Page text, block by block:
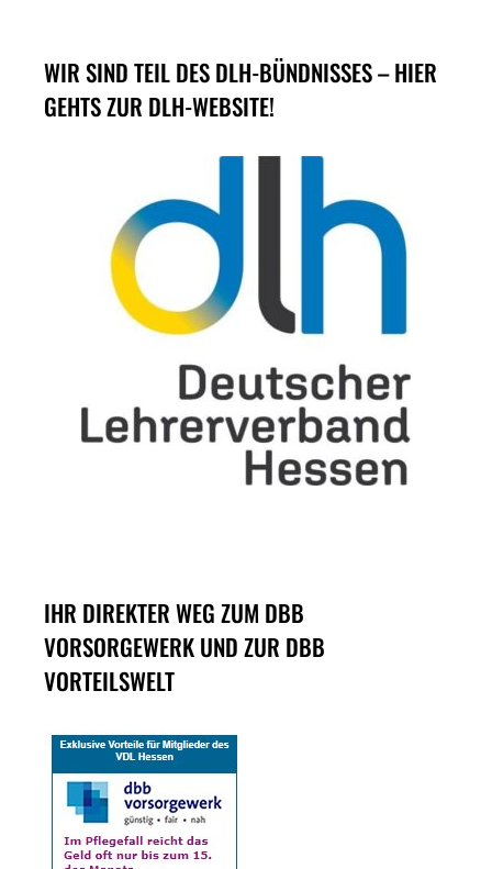
WIR SIND TEIL DES DLH-BÜNDNISSES – HIER
GEHTS ZUR DLH-WEBSITE!
IHR DIREKTER WEG ZUM DBB
VORSORGEWERK UND ZUR DBB
VORTEILSWELT